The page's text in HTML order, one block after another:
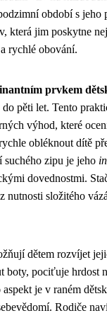
období s jeho
která jim poskytne
rychlé obování.
prvkem
pěti let. Tento
výhod, které
obléknout dítě
zipu je jeho
dovednostmi.
nutnosti složitého
dětem rozvíjet
boty, pociťuje hrdost
je v raném
Rodiče